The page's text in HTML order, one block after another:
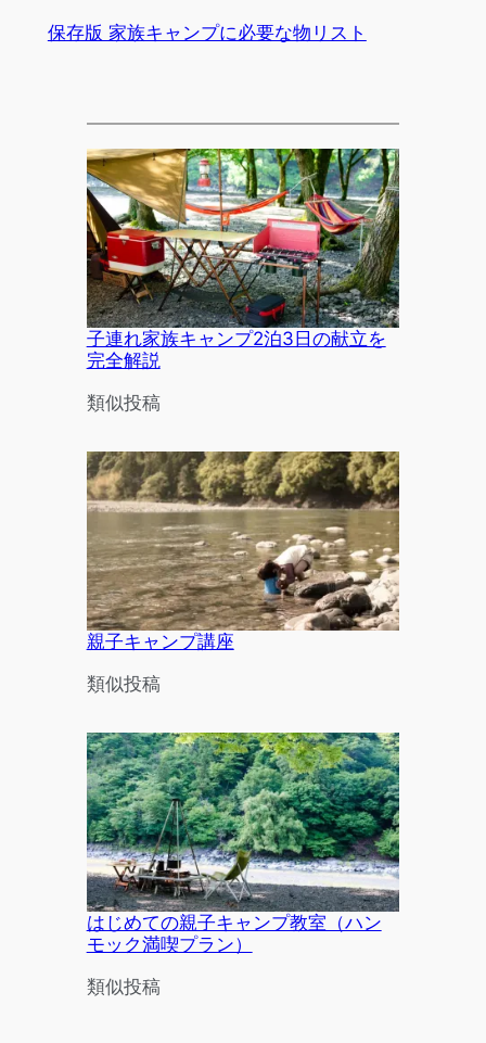
保存版 家族キャンプに必要な物リスト
子連れ家族キャンプ2泊3日の献立を
完全解説
関連理由
類似投稿
親子キャンプ講座
関連理由
類似投稿
はじめての親子キャンプ教室（ハン
モック満喫プラン）
関連理由
類似投稿